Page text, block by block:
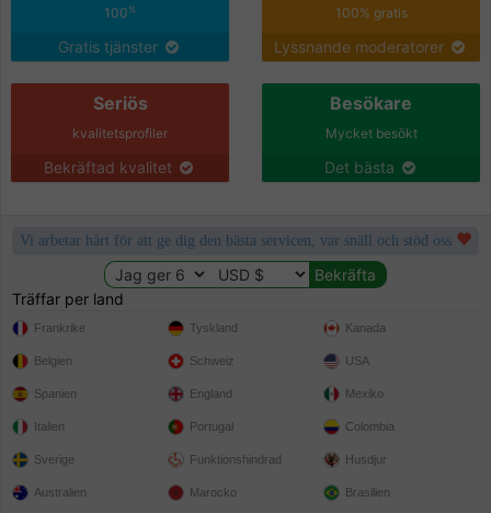
100%
Gratis tjänster
100% gratis
Lyssnande moderatorer
Seriös
kvalitetsprofiler
Bekräftad kvalitet
Besökare
Mycket besökt
Det bästa
Vi arbetar hårt för att ge dig den bästa servicen, var snäll och stöd oss
Träffar per land
Frankrike
Belgien
Spanien
Italien
Sverige
Tyskland
Schweiz
England
Portugal
Funktionshindrad
Kanada
USA
Mexiko
Colombia
Husdjur
Australien Marocko Brasilien